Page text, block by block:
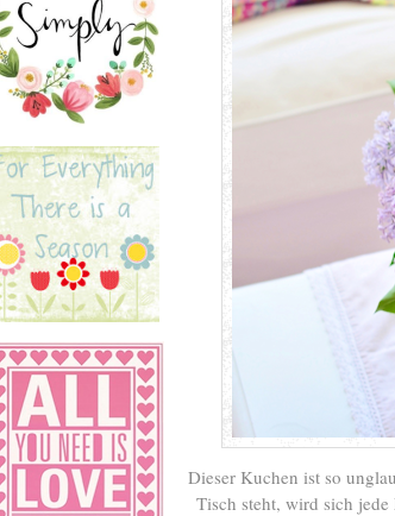
Dieser Kuchen ist so
Tisch steht, wird sich